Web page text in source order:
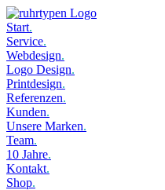
Start.
Service.
Webdesign.
Logo Design.
Printdesign.
Referenzen.
Kunden.
Unsere Marken.
Team.
10 Jahre.
Kontakt.
Shop.